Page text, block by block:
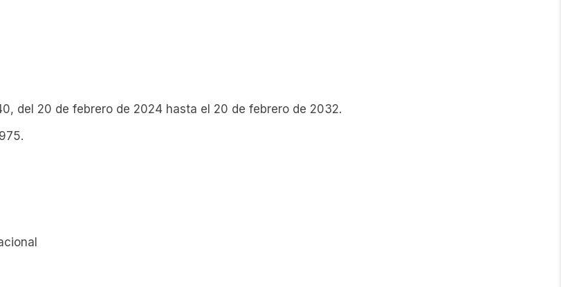
del 20 de febrero de 2024 hasta el 20 de febrero de 2032.